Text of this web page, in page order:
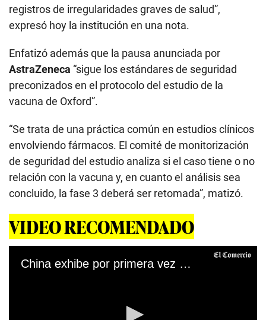
registros de irregularidades graves de salud”,
expresó hoy la institución en una nota.
Enfatizó además que la pausa anunciada por
AstraZeneca “sigue los estándares de seguridad
preconizados en el protocolo del estudio de la
vacuna de Oxford”.
“Se trata de una práctica común en estudios clínicos
envolviendo fármacos. El comité de monitorización
de seguridad del estudio analiza si el caso tiene o no
relación con la vacuna y, en cuanto el análisis sea
concluido, la fase 3 deberá ser retomada”, matizó.
VIDEO RECOMENDADO
China exhibe por primera vez sus vacunas contra el coronavirus en una feria comercial